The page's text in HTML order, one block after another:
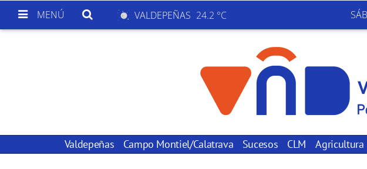
MENÚ VALDEPEÑAS 24.2 °C
Valdepeñas Campo Montiel/Calatrava Sucesos CLM Agricultura